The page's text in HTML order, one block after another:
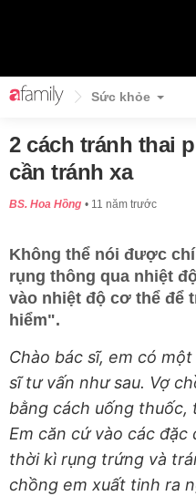
Sức khỏe
2 cách tránh thai
cần tránh xa
BS. Hoa Hồng 11 năm trước
Không thể nói được
rụng thông qua nhiệt
vào nhiệt độ cơ thể để
hiểm".
Chào bác sĩ, em có
sĩ tư vấn như sau. Vợ
bằng cách uống thuốc,
Em căn cứ vào các
thời kì rụng trứng và
chồng em xuất tinh ra